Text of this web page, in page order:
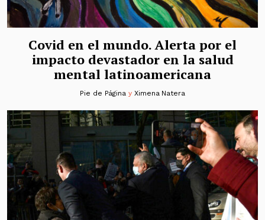
Covid en el mundo. Alerta por el
impacto devastador en la salud
mental latinoamericana
Pie de Página y Ximena Natera